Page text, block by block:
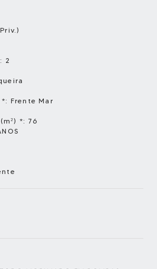
2
Frente Mar
*: 76